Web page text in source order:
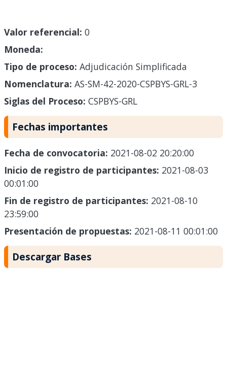
Valor referencial: 0
Moneda:
Tipo de proceso: Adjudicación Simplificada
Nomenclatura: AS-SM-42-2020-CSPBYS-GRL-3
Siglas del Proceso: CSPBYS-GRL
Fechas importantes
Fecha de convocatoria: 2021-08-02 20:20:00
Inicio de registro de participantes: 2021-08-03
00:01:00
Fin de registro de participantes: 2021-08-10
23:59:00
Presentación de propuestas: 2021-08-11 00:01:00
Descargar Bases